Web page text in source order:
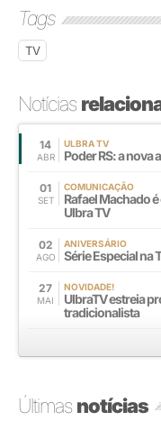
Tags
TV
Notícias
14
ABR
ULBRA TV
Poder RS: a nova
01
SET
COMUNICAÇÃO
Rafael Machado
Ulbra TV
02
AGO
ANIVERSÁRIO
Série Especial na
27
MAI
NOVIDADE!
UlbraTV estreia
tradicionalista
Últimasnotícias